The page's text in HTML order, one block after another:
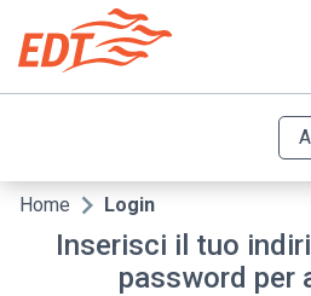
contenuto
principale
Briciole
Home Login
Inserisci il tuo
password per